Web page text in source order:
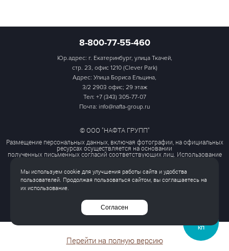
8-800-77-55-460
Юр.адрес: г. Екатеринбург, улица Ткачей,
стр. 23, офис 1210 (Clever Park)
Адрес: Улица Бориса Ельцина,
3/2 2903 офис; 29 этаж
Тел: +7 (343) 305-77-07
Почта: info@nafta-group.ru
© ООО "НАФТА ГРУПП"
Размещение персональных данных, включая фотографии, на официальных
ресурсах осуществляется на основании
полученных письменных согласий соответствующих лиц. Использование
Политика обработки персональных данных
Согласие на обработку персональных данных
Перейти на полную версию
КП
Мы используем cookie для улучшения работы сайта и удобства
пользователей. Продолжая пользоваться сайтом, вы соглашаетесь на
их использование.
Согласен